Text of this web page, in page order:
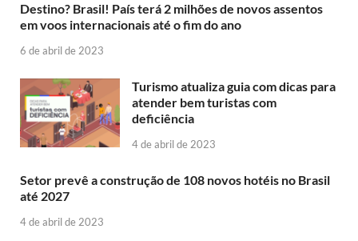
Destino? Brasil! País terá 2 milhões de novos assentos
em voos internacionais até o fim do ano
6 de abril de 2023
Turismo atualiza guia com dicas para
atender bem turistas com
deficiência
4 de abril de 2023
Setor prevê a construção de 108 novos hotéis no Brasil
até 2027
4 de abril de 2023